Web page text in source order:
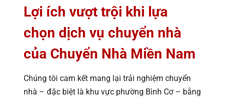
Lợi ích vượt trội khi lựa
chọn dịch vụ chuyển nhà
của Chuyển Nhà Miền Nam
Chúng tôi cam kết mang lại trải nghiệm chuyển
nhà – đặc biệt là khu vực phường Bình Cơ – bằng